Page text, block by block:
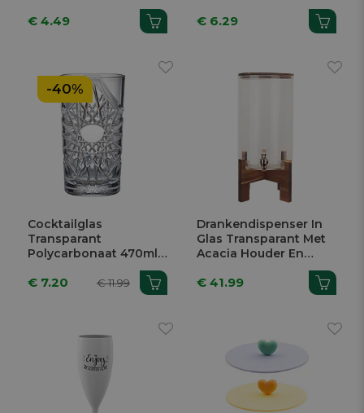
€ 4.49
120ml
€ 6.29
-40%
Cocktailglas
Transparant
Polycarbonaat 470ml
€ 7.20 € 11.99
Drankendispenser In
Glas Transparant Met
Acacia Houder En
20x20x44,5cm
€ 41.99